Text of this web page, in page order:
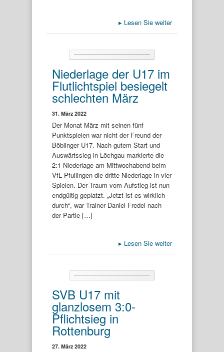
▸ Lesen Sie weiter
Niederlage der U17 im
Flutlichtspiel besiegelt
schlechten März
31. März 2022
Der Monat März mit seinen fünf
Punktspielen war nicht der Freund der
Böblinger U17. Nach gutem Start und
Auswärtssieg in Löchgau markierte die
2:1-Niederlage am Mittwochabend beim
VfL Pfullingen die dritte Niederlage in vier
Spielen. Der Traum vom Aufstieg ist nun
endgültig geplatzt. „Jetzt ist es wirklich
durch“, war Trainer Daniel Fredel nach
der Partie […]
▸ Lesen Sie weiter
SVB U17 mit
glanzlosem 3:0-
Pflichtsieg in
Rottenburg
27. März 2022